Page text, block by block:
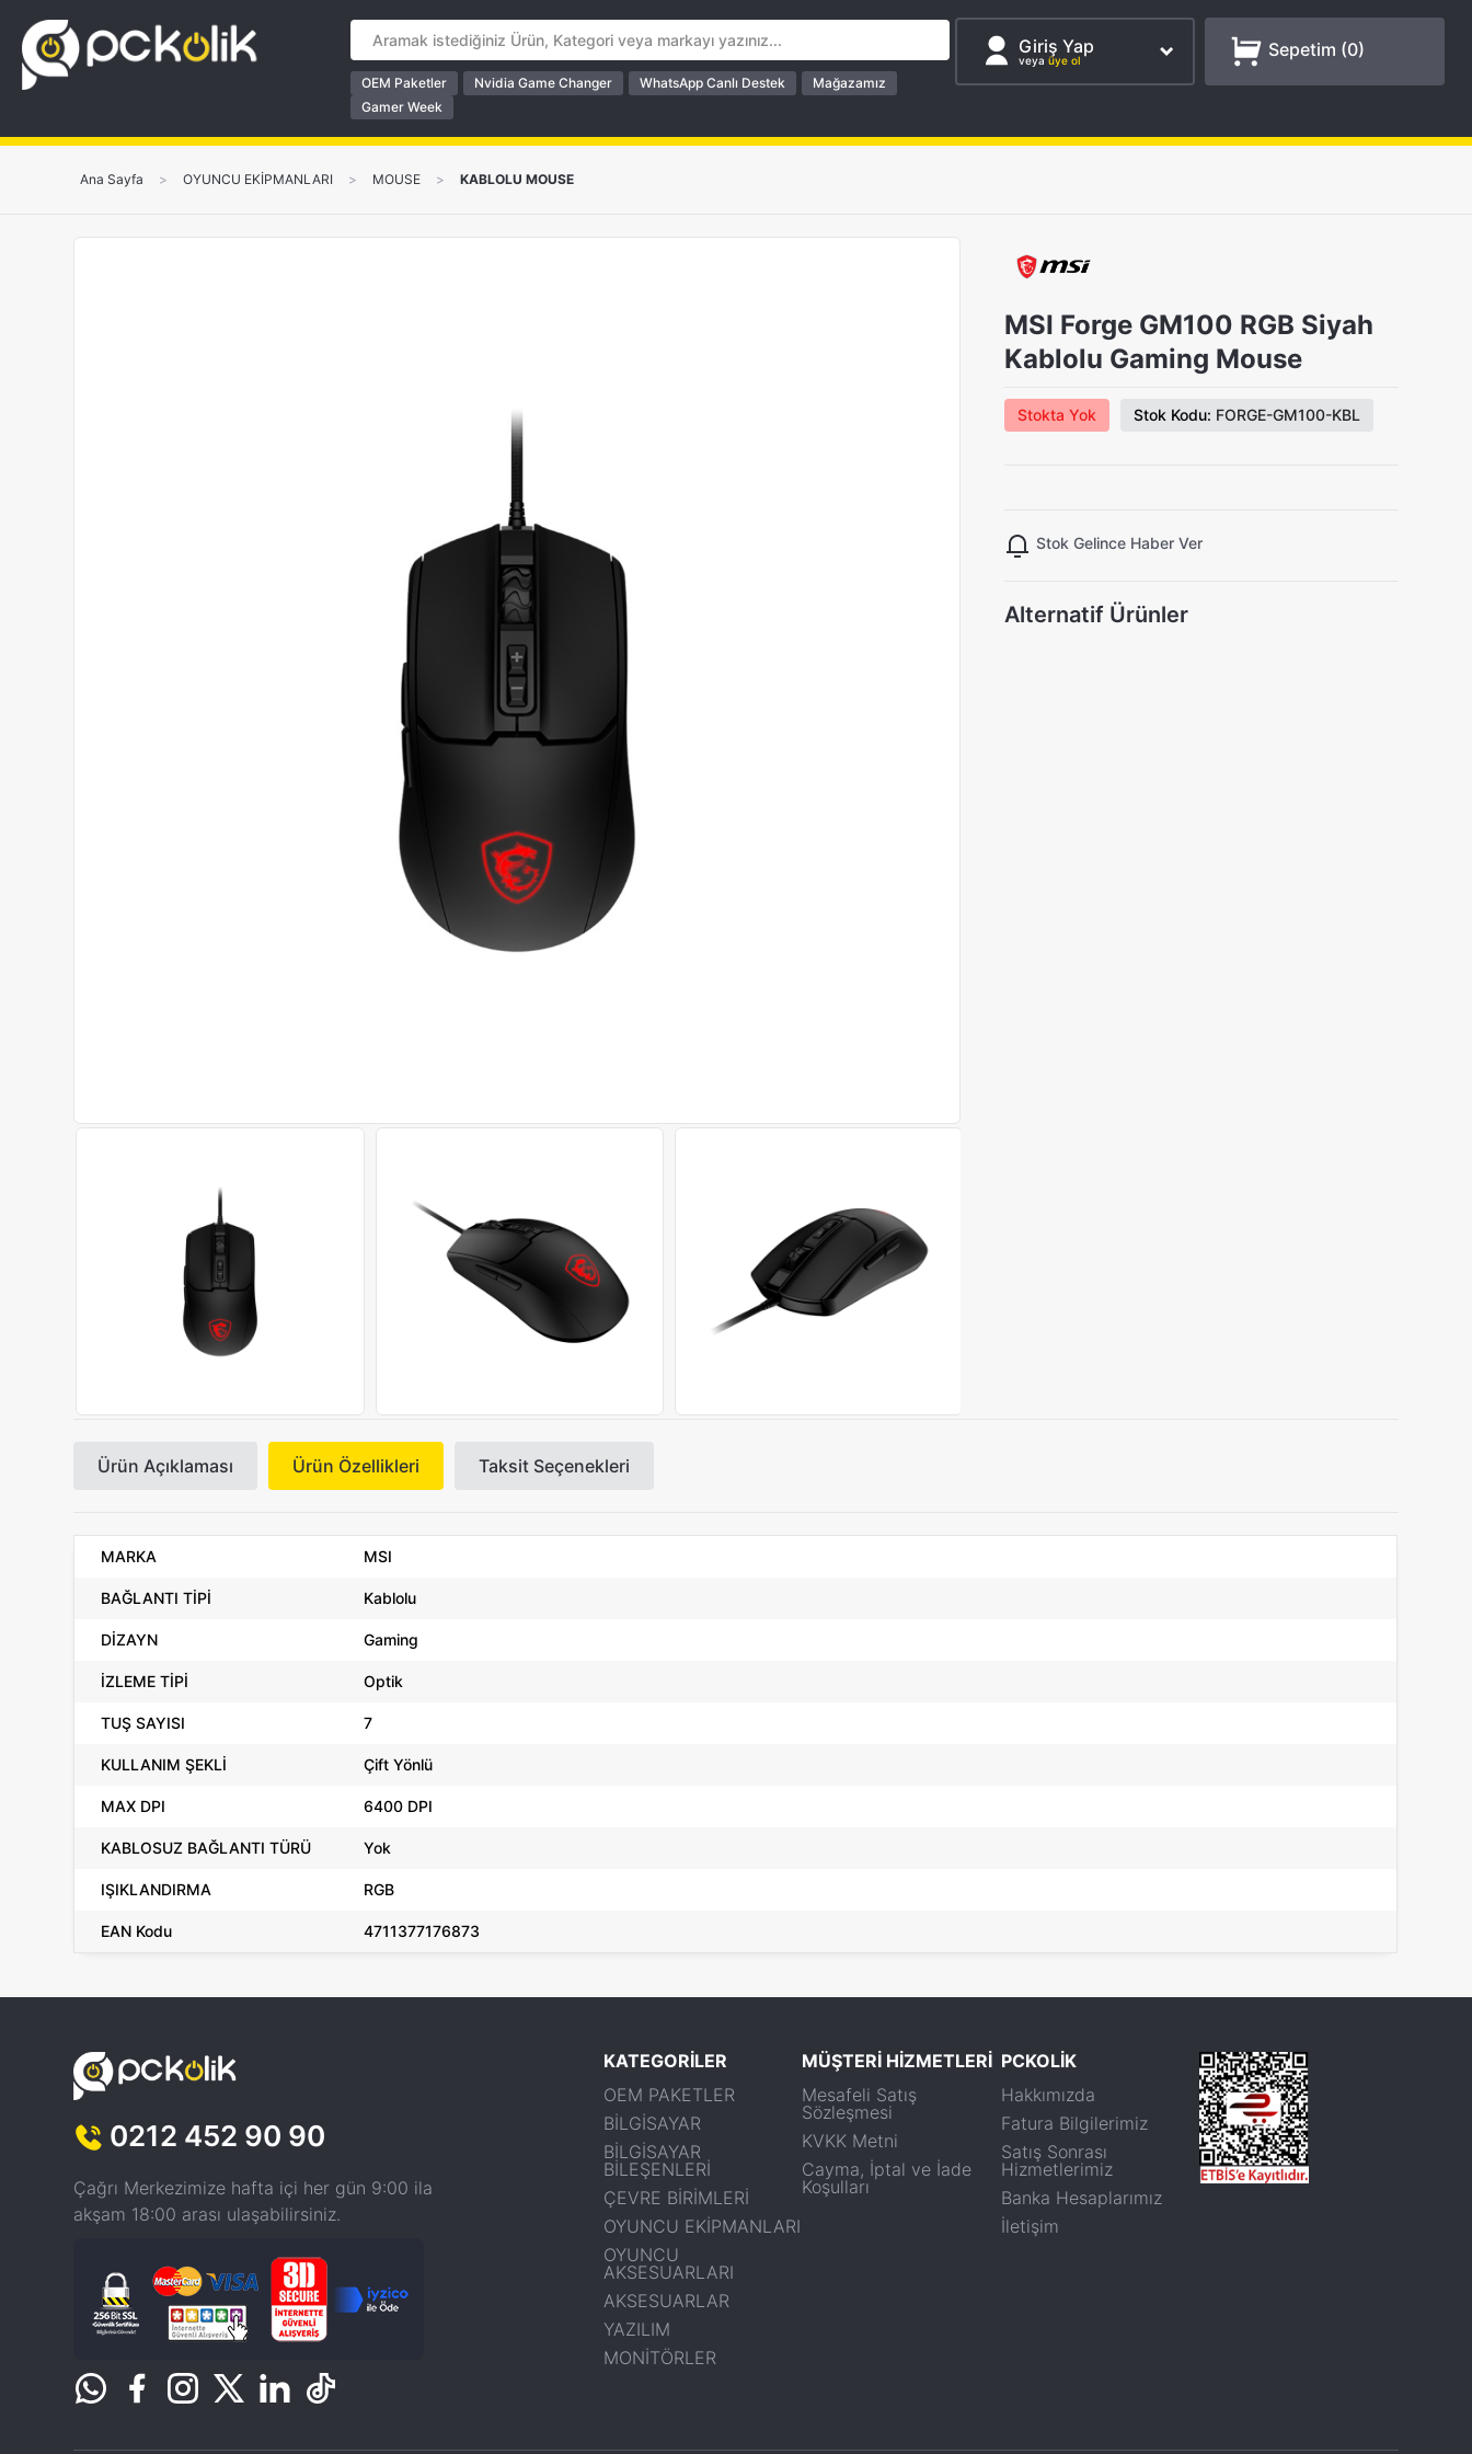
OEM Paketler Nvidia Game Changer WhatsApp Canlı Destek
Mağazamız
Gamer Week
Giriş Yap
veya üye ol Sepetim (0)
Ana Sayfa > OYUNCU EKİPMANLARI > MOUSE > KABLOLU MOUSE
MSI Forge GM100 RGB Siyah
Kablolu Gaming Mouse
Stokta Yok Stok Kodu: FORGE-GM100-KBL
Stok Gelince Haber Ver
Alternatif Ürünler
Ürün Açıklaması Ürün Özellikleri Taksit Seçenekleri
MARKA MSI
BAĞLANTI TİPİ Kablolu
DİZAYN Gaming
İZLEME TİPİ Optik
TUŞ SAYISI 7
KULLANIM ŞEKLİ Çift Yönlü
MAX DPI 6400 DPI
KABLOSUZ BAĞLANTI TÜRÜ Yok
IŞIKLANDIRMA RGB
EAN Kodu 4711377176873
0212 452 90 90
Çağrı Merkezimize hafta içi her gün 9:00 ila
akşam 18:00 arası ulaşabilirsiniz.
KATEGORİLER
OEM PAKETLER
BİLGİSAYAR
BİLGİSAYAR
BİLEŞENLERİ
ÇEVRE BİRİMLERİ
OYUNCU EKİPMANLARI
OYUNCU
AKSESUARLARI
AKSESUARLAR
YAZILIM
MONİTÖRLER
MÜŞTERİ HİZMETLERİ
Mesafeli Satış
Sözleşmesi
KVKK Metni
Cayma, İptal ve İade
Koşulları
PCKOLİK
Hakkımızda
Fatura Bilgilerimiz
Satış Sonrası
Hizmetlerimiz
Banka Hesaplarımız
İletişim